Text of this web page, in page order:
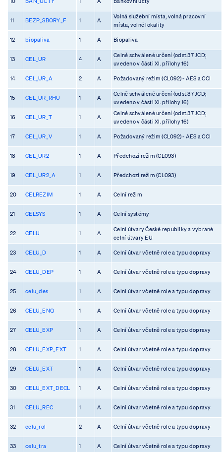
11 BEZP_SBORY_F 1 A
Volná služební místa, volná pracovní
místa, volné lokality
12 biopaliva 1 A Biopaliva
13 CEL_UR 4 A
Celně schválené určení (odst.37 JCD;
uvedeno v části XI. přílohy 16)
14 CEL_UR_A 2 A Požadovaný režim (CL092) - AES a CCI
15 CEL_UR_RHU 1 A
Celně schválené určení (odst.37 JCD;
uvedeno v části XI. přílohy 16)
16 CEL_UR_T 1 A
Celně schválené určení (odst.37 JCD;
uvedeno v části XI. přílohy 16)
17 CEL_UR_V 1 A Požadovaný režim (CL092) - AES a CCI
18 CEL_UR2 1 A Předchozí režim (CL093)
19 CEL_UR2_A 1 A Předchozí režim (CL093)
20 CELREZIM 1 A Celní režim
21 CELSYS 1 A Celní systémy
22 CELU 1 A
Celní útvary České republiky a vybrané
celní útvary EU
23 CELU_D 1 A Celní útvar včetně role a typu dopravy
24 CELU_DEP 1 A Celní útvar včetně role a typu dopravy
25 celu_des 1 A Celní útvar včetně role a typu dopravy
26 CELU_ENQ 1 A Celní útvar včetně role a typu dopravy
27 CELU_EXP 1 A Celní útvar včetně role a typu dopravy
28 CELU_EXP_EXT 1 A Celní útvar včetně role a typu dopravy
29 CELU_EXT 1 A Celní útvar včetně role a typu dopravy
30 CELU_EXT_DECL 1 A Celní útvar včetně role a typu dopravy
31 CELU_REC 1 A Celní útvar včetně role a typu dopravy
32 celu_rol 2 A Celní útvar včetně role a typu dopravy
33 celu_tra 1 A Celní útvar včetně role a typu dopravy